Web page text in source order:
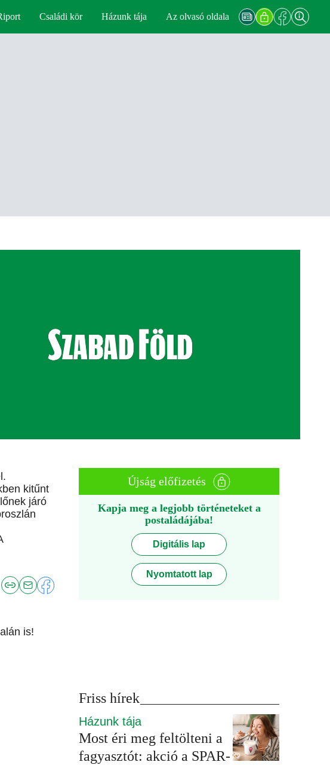
Családi kör Házunk tája Az olvasó oldala
kitűnt
járó
is!
Újság előfizetés
Kapja meg a legjobb történeteket a
postaládájába!
Digitális lap
Nyomtatott lap
Friss hírek
Házunk tája
Most éri meg feltölteni a
fagyasztót: akció a SPAR-